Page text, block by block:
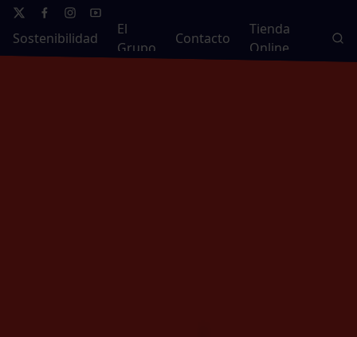
Sostenibilidad
El
Grupo
Contacto
Tienda
Online